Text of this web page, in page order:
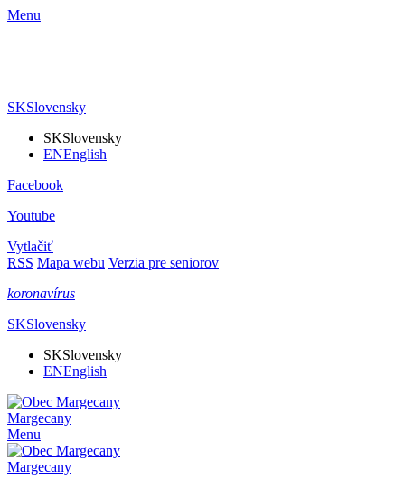
Menu
SKSlovensky
SKSlovensky
ENEnglish
Facebook
Youtube
Vytlačiť
RSS Mapa webu Verzia pre seniorov
koronavírus
SKSlovensky
SKSlovensky
ENEnglish
Margecany
Menu
Margecany